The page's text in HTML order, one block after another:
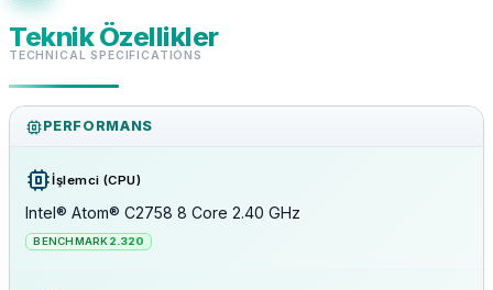
• DPDK'yi destekler
Teknik Özellikler
TECHNICAL SPECIFICATIONS
PERFORMANS
İşlemci (CPU)
Intel® Atom® C2758 8 Core 2.40 GHz
BENCHMARK2.320